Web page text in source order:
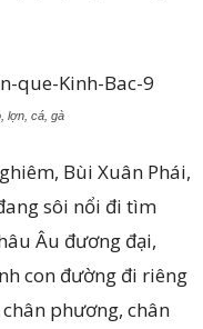
lợn, cá, gà
Bùi Xuân Phái,
sôi nổi đi tìm
Âu đương đại,
con đường đi riêng
phương, chân